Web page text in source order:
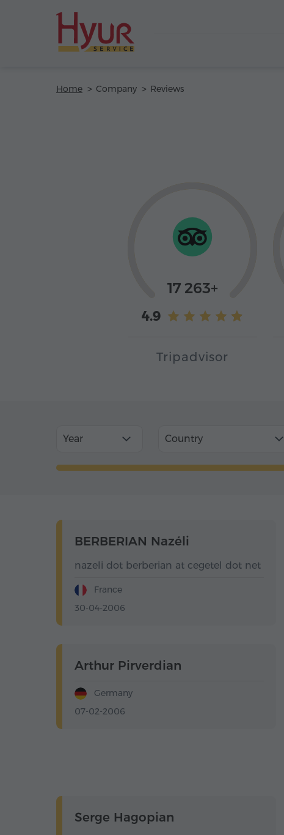
Home Company Reviews
17 263+
4.9
Tripadvisor
Year Country
BERBERIAN Nazéli
nazeli dot berberian at cegetel dot net
France
30-04-2006
Arthur Pirverdian
Germany
07-02-2006
Serge Hagopian